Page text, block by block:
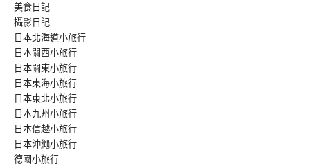
美食日記
攝影日記
日本北海道小旅行
日本關西小旅行
日本關東小旅行
日本東海小旅行
日本東北小旅行
日本九州小旅行
日本信越小旅行
日本沖繩小旅行
德國小旅行